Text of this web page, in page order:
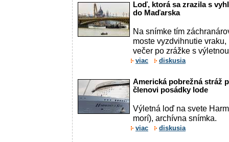
Loď, ktorá sa zrazila s
do Maďarska
Na snímke tím
moste vyzdvihnutie
večer po zrážke s
viac diskusia
Americká pobrežná stráž
členovi posádky lode
Výletná loď na svete
morí), archívna snímka.
viac diskusia